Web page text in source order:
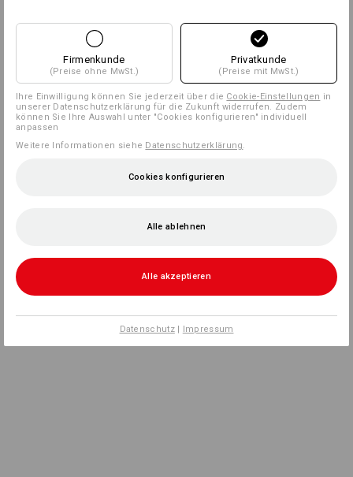
Firmenkunde
(Preise ohne MwSt.)
Privatkunde
(Preise mit MwSt.)
Ihre Einwilligung können Sie jederzeit über die Cookie-Einstellungen in
unserer Datenschutzerklärung für die Zukunft widerrufen. Zudem
können Sie Ihre Auswahl unter "Cookies konfigurieren" individuell
anpassen
Weitere Informationen siehe Datenschutzerklärung
Cookies konfigurieren
Alle ablehnen
Alle akzeptieren
Datenschutz| Impressum